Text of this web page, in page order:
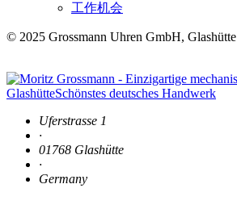
工作机会
© 2025 Grossmann Uhren GmbH, Glashütte
Uferstrasse 1
·
01768 Glashütte
·
Germany